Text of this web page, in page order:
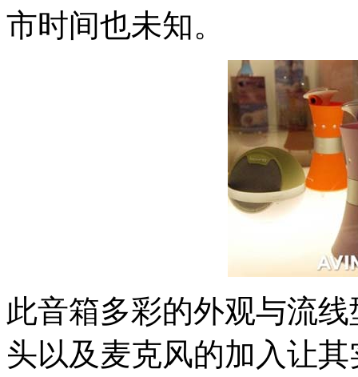
市时间也未知。
此音箱多彩的外观与流
头以及麦克风的加入让